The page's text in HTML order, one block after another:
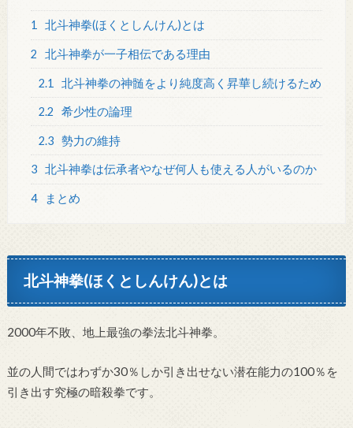
1 北斗神拳(ほくとしんけん)とは
2 北斗神拳が一子相伝である理由
2.1 北斗神拳の神髄をより純度高く昇華し続けるため
2.2 希少性の論理
2.3 勢力の維持
3 北斗神拳は伝承者やなぜ何人も使える人がいるのか
4 まとめ
北斗神拳(ほくとしんけん)とは
2000年不敗、地上最強の拳法北斗神拳。
並の人間ではわずか30％しか引き出せない潜在能力の100％を
引き出す究極の暗殺拳です。